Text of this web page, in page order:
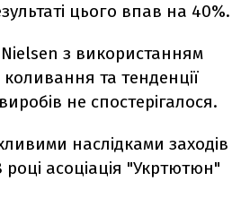
цього впав на 40%.
Nielsen з використанням
та тенденції
не спостерігалося.
наслідками заходів
асоціація "Укртютюн"